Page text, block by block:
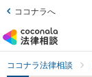
ココナラへ
ココナラ法律相談